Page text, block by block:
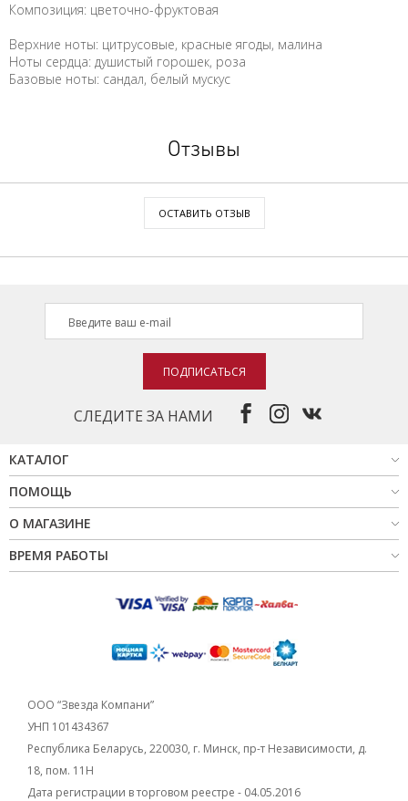
Композиция: цветочно-фруктовая
Верхние ноты: цитрусовые, красные ягоды, малина
Ноты сердца: душистый горошек, роза
Базовые ноты: сандал, белый мускус
Отзывы
ОСТАВИТЬ ОТЗЫВ
СЛЕДИТЕ ЗА НАМИ
ПОДПИСАТЬСЯ
КАТАЛОГ
ПОМОЩЬ
О МАГАЗИНЕ
ВРЕМЯ РАБОТЫ
ООО “Звезда Компани”
УНП 101434367
Республика Беларусь, 220030, г. Минск, пр-т Независимости, д.
18, пом. 11Н
Дата регистрации в торговом реестре - 04.05.2016